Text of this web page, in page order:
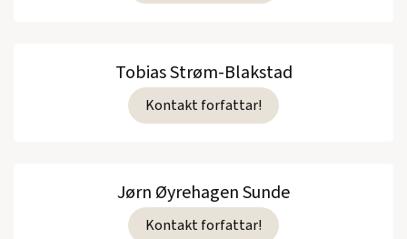
Tobias Strøm-Blakstad
Kontakt forfattar!
Jørn Øyrehagen Sunde
Kontakt forfattar!